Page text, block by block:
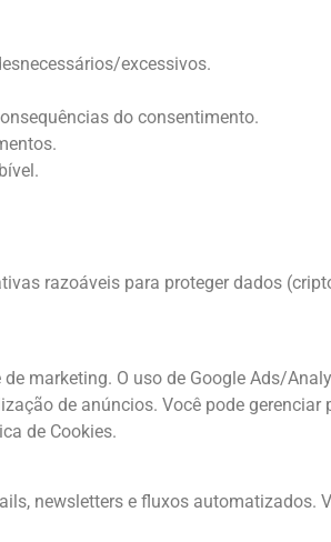
excessivos.
do consentimento.
razoáveis para proteger dados
marketing. O uso de Google Ads/
de anúncios. Você pode
de Cookies.
newsletters e fluxos